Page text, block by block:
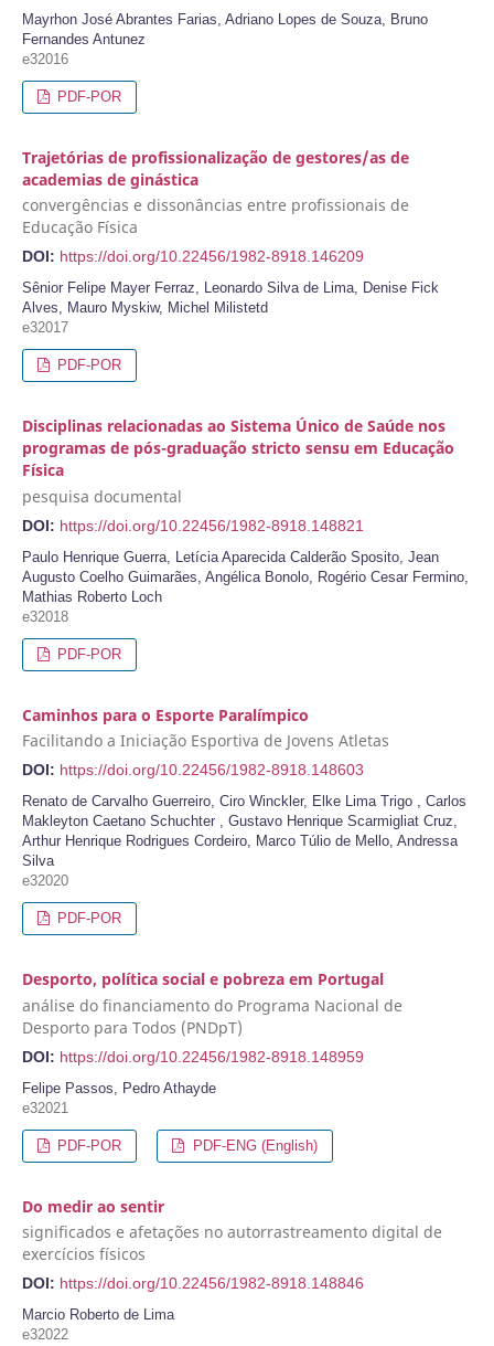
Mayrhon José Abrantes Farias, Adriano Lopes de Souza, Bruno
Fernandes Antunez
e32016
PDF-POR
Trajetórias de profissionalização de gestores/as de
academias de ginástica
convergências e dissonâncias entre profissionais de
Educação Física
DOI: https://doi.org/10.22456/1982-8918.146209
Sênior Felipe Mayer Ferraz, Leonardo Silva de Lima, Denise Fick
Alves, Mauro Myskiw, Michel Milistetd
e32017
PDF-POR
Disciplinas relacionadas ao Sistema Único de Saúde nos
programas de pós-graduação stricto sensu em Educação
Física
pesquisa documental
DOI: https://doi.org/10.22456/1982-8918.148821
Paulo Henrique Guerra, Letícia Aparecida Calderão Sposito, Jean
Augusto Coelho Guimarães, Angélica Bonolo, Rogério Cesar Fermino,
Mathias Roberto Loch
e32018
PDF-POR
Caminhos para o Esporte Paralímpico
Facilitando a Iniciação Esportiva de Jovens Atletas
DOI: https://doi.org/10.22456/1982-8918.148603
Renato de Carvalho Guerreiro, Ciro Winckler, Elke Lima Trigo , Carlos
Makleyton Caetano Schuchter , Gustavo Henrique Scarmigliat Cruz,
Arthur Henrique Rodrigues Cordeiro, Marco Túlio de Mello, Andressa
Silva
e32020
PDF-POR
Desporto, política social e pobreza em Portugal
análise do financiamento do Programa Nacional de
Desporto para Todos (PNDpT)
DOI: https://doi.org/10.22456/1982-8918.148959
Felipe Passos, Pedro Athayde
e32021
PDF-POR PDF-ENG (English)
Do medir ao sentir
significados e afetações no autorrastreamento digital de
exercícios físicos
DOI: https://doi.org/10.22456/1982-8918.148846
Marcio Roberto de Lima
e32022